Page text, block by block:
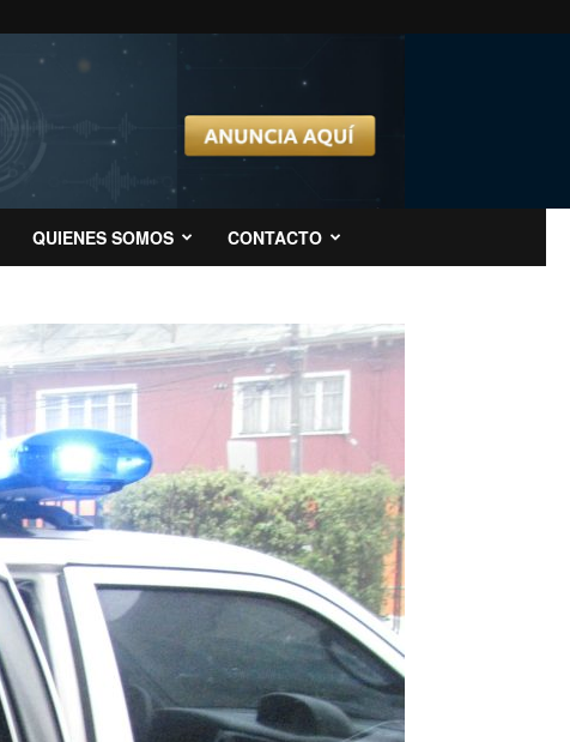
QUIENES SOMOS CONTACTO